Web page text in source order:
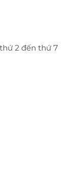
2 đến thứ 7